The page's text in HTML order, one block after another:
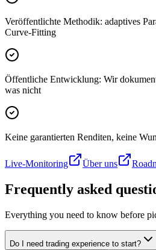
Veröffentlichte Methodik: adaptives
Curve-Fitting
Öffentliche Entwicklung: Wir
was nicht
Keine garantierten Renditen, keine
Live-Monitoring Über uns
Frequently asked
Everything you need to know before
Do I need trading experience to start?